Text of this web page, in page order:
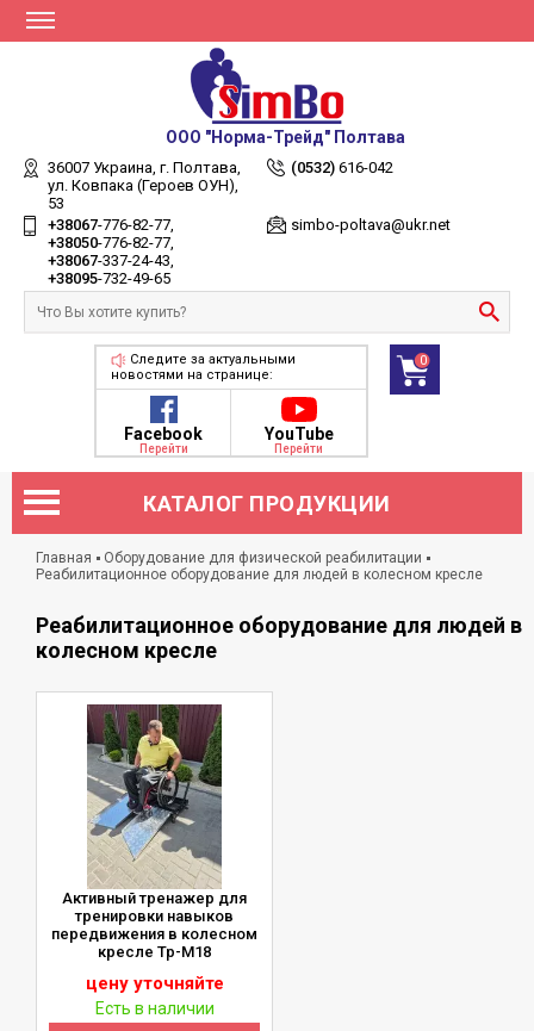
ООО "Норма-Трейд" Полтава
36007 Украина, г. Полтава,
ул. Ковпака (Героев ОУН),
53
(0532) 616-042
+38067-776-82-77
+38050-776-82-77
+38067-337-24-43
+38095-732-49-65
simbo-poltava@ukr.net
Следите за актуальными
новостями на странице:
Facebook
Перейти
YouTube
Перейти
0
Главная
Оборудование для физической реабилитации
Реабилитационное оборудование для людей в колесном кресле
Реабилитационное оборудование для людей в
колесном кресле
Активный тренажер для
тренировки навыков
передвижения в колесном
кресле Тр-М18
цену уточняйте
Есть в наличии
КАТАЛОГ ПРОДУКЦИИ